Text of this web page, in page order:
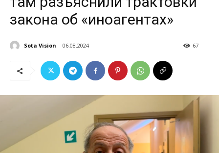
закона об «иноагентах»
Sota Vision 06.08.2024 67